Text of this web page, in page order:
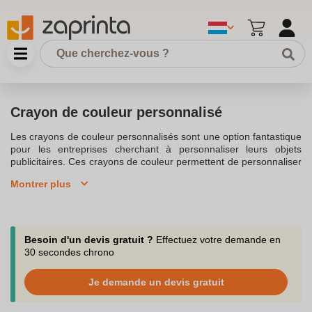
Crayon de couleur personnalisé
Les crayons de couleur personnalisés sont une option fantastique
pour les entreprises cherchant à personnaliser leurs objets
publicitaires. Ces crayons de couleur permettent de personnaliser
la marque. Les crayons de couleur publicitaires sont souvent
et des adultes.Les crayons de couleur de haute qualité viennent
dans une gamme de couleurs, idéal pour colorier ou pour un set
de coloriage publicitaire. Un kit de coloriage publicitaire peut
offrant une personnalisation selon les besoins spécifiques. Les
crayons en bois au corps hexagonal sont non seulement
pratiques mais aussi esthétiques.Découvrir des set de crayons de
Montrer plus
Besoin d'un devis gratuit ? Effectuez votre demande en
30 secondes chrono
Je demande un devis gratuit